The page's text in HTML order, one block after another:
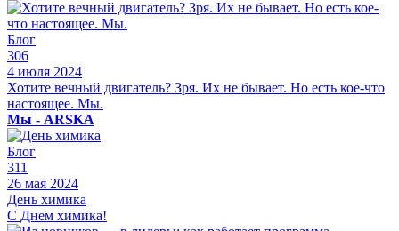
Блог
306
4 июля 2024
Хотите вечный двигатель? Зря. Их не бывает. Но есть кое-что
настоящее. Мы.
Мы - ARSKA
Блог
311
26 мая 2024
День химика
С Днем химика!